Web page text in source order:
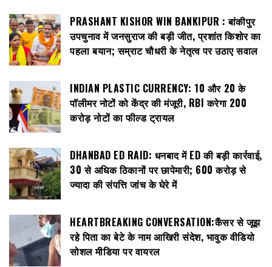
PRASHANT KISHOR WIN BANKIPUR : बांकीपुर
उपचुनाव में जनसुराज की बड़ी जीत, प्रशांत किशोर का
पहला बयान; सम्राट चौधरी के नेतृत्व पर उठाए सवाल
INDIAN PLASTIC CURRENCY: ₹10 और ₹20 के
पॉलीमर नोटों को केंद्र की मंजूरी, RBI करेगा 200
करोड़ नोटों का फील्ड ट्रायल
DHANBAD ED RAID: धनबाद में ED की बड़ी कार्रवाई,
30 से अधिक ठिकानों पर छापेमारी; 600 करोड़ से
ज्यादा की संपत्ति जांच के घेरे में
HEARTBREAKING CONVERSATION:कैंसर से जूझ
रहे पिता का बेटे के नाम आखिरी संदेश, भावुक वीडियो
सोशल मीडिया पर वायरल